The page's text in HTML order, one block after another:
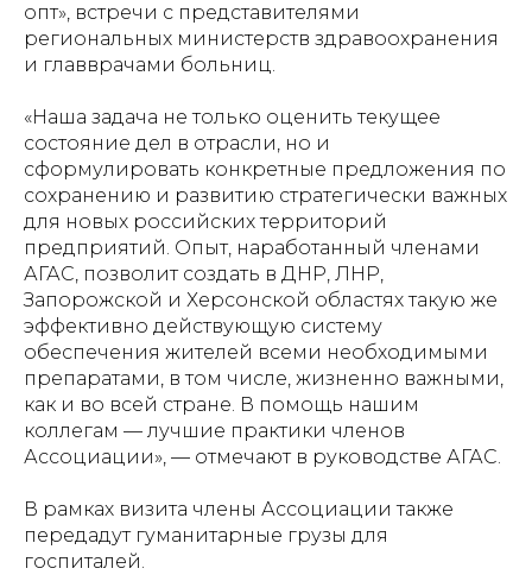
опт», встречи с представителями
региональных министерств здравоохранения
и главврачами больниц.
«Наша задача не только оценить текущее
состояние дел в отрасли, но и
сформулировать конкретные предложения по
сохранению и развитию стратегически важных
для новых российских территорий
предприятий. Опыт, наработанный членами
АГАС, позволит создать в ДНР, ЛНР,
Запорожской и Херсонской областях такую же
эффективно действующую систему
обеспечения жителей всеми необходимыми
препаратами, в том числе, жизненно важными,
как и во всей стране. В помощь нашим
коллегам — лучшие практики членов
Ассоциации», — отмечают в руководстве АГАС.
В рамках визита члены Ассоциации также
передадут гуманитарные грузы для
госпиталей.